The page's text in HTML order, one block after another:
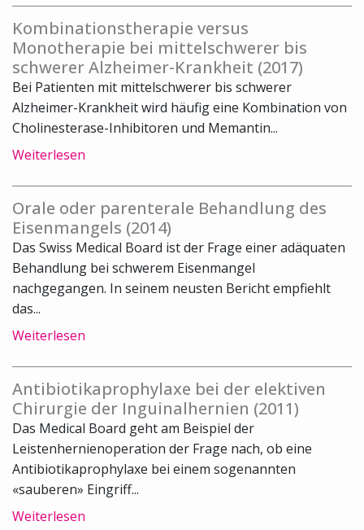
Kombinationstherapie versus
Monotherapie bei mittelschwerer bis
schwerer Alzheimer-Krankheit (2017)
Bei Patienten mit mittelschwerer bis schwerer
Alzheimer-Krankheit wird häufig eine Kombination von
Cholinesterase-Inhibitoren und Memantin...
Weiterlesen
Orale oder parenterale Behandlung des
Eisenmangels (2014)
Das Swiss Medical Board ist der Frage einer adäquaten
Behandlung bei schwerem Eisenmangel
nachgegangen. In seinem neusten Bericht empfiehlt
das...
Weiterlesen
Antibiotikaprophylaxe bei der elektiven
Chirurgie der Inguinalhernien (2011)
Das Medical Board geht am Beispiel der
Leistenhernienoperation der Frage nach, ob eine
Antibiotikaprophylaxe bei einem sogenannten
«sauberen» Eingriff...
Weiterlesen